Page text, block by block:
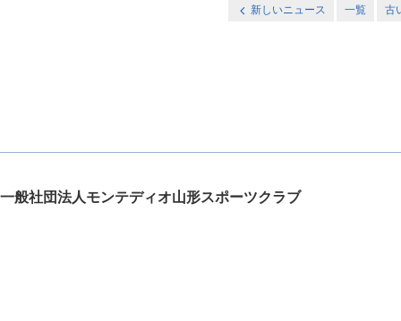
新しいニュース 一覧 古
一般社団法人モンテディオ山形スポーツクラブ